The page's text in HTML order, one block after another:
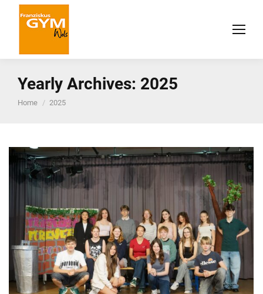
Yearly Archives: 2025
You are here:
Home 2025